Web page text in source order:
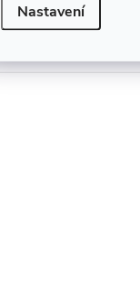
Nastavení
K tomuto